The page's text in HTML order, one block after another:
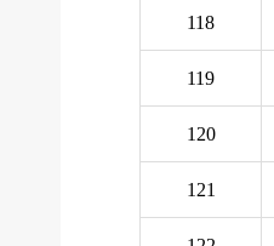
118
119
120
121